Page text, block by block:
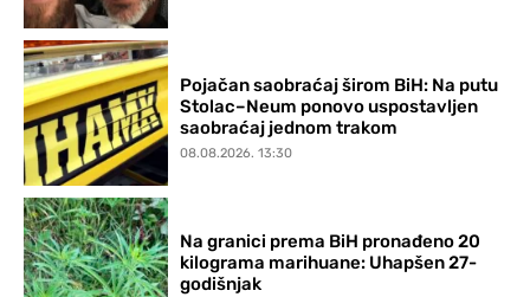
Pojačan saobraćaj širom BiH: Na putu
Stolac–Neum ponovo uspostavljen
saobraćaj jednom trakom
08.08.2026. 13:30
Na granici prema BiH pronađeno 20
kilograma marihuane: Uhapšen 27-
godišnjak